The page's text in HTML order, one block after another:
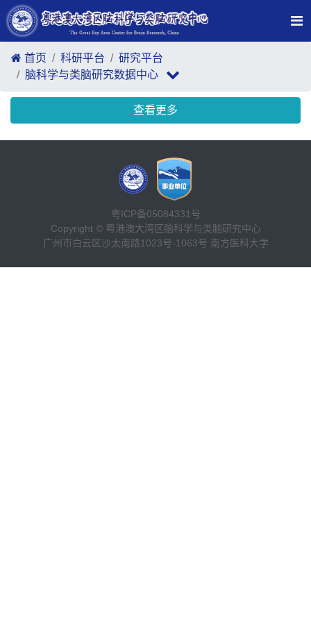
首页 科研平台
研究平台
脑科学与类脑研究数据中心
查看更多
粤ICP备05084331号
Copyright © 粤港澳大湾区脑科学与类脑研究中心
广州市白云区沙太南路1023号-1063号 南方医科大学